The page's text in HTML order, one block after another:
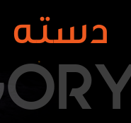
دسته
OR